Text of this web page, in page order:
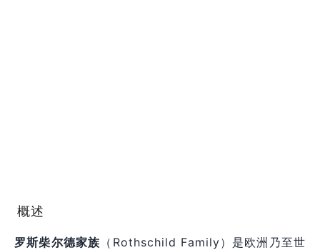
概述
罗斯柴尔德家族 （Rothschild Family）是欧洲乃至世